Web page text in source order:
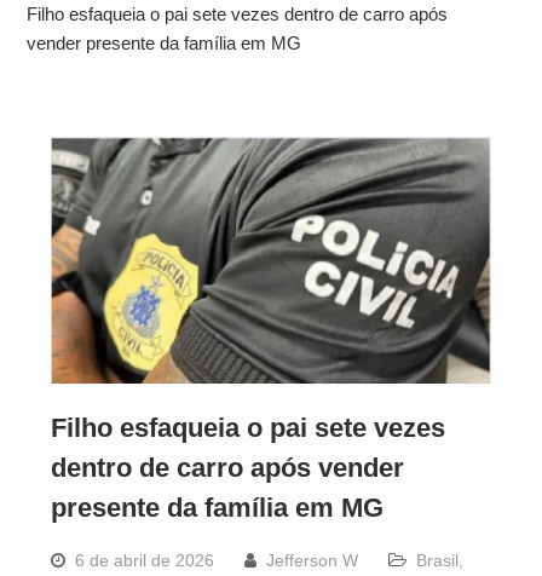
Alto
Filho esfaqueia o pai sete vezes dentro de carro após
vender presente da família em MG
Filho esfaqueia o pai sete vezes
dentro de carro após vender
presente da família em MG
6 de abril de 2026 Jefferson W Brasil